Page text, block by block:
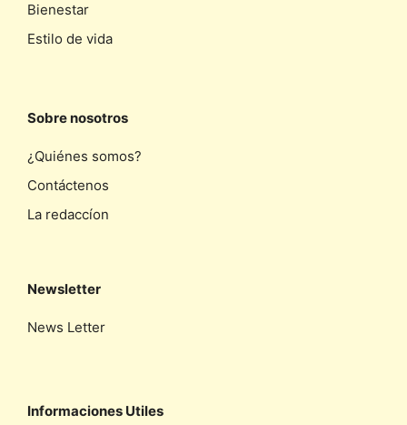
Bienestar
Estilo de vida
Sobre nosotros
¿Quiénes somos?
Contáctenos
La redaccíon
Newsletter
News Letter
Informaciones Utiles